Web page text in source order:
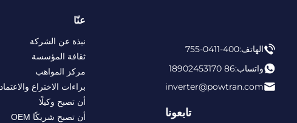
الهاتف:400-0411-755
واتساب:86 18902453170
inverter@powtran.com
تابعونا
عنّا
نبذة عن الشركة
ثقافة المؤسسة
مركز المواهب
براءات الاختراع والاعتماد
أن تصبح وكيلًا
أن تصبح شريكًا OEM